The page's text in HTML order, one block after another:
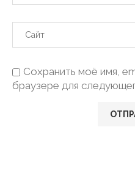
Сохранить моё имя,
браузере для